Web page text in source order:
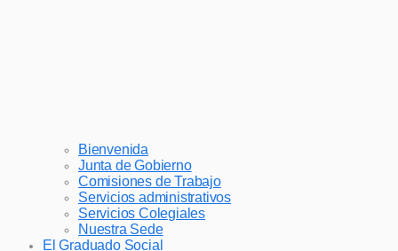
Bienvenida
Junta de Gobierno
Comisiones de Trabajo
Servicios administrativos
Servicios Colegiales
Nuestra Sede
El Graduado Social